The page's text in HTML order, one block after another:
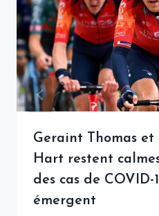
Geraint Thomas et
Hart restent
des cas de
émergent